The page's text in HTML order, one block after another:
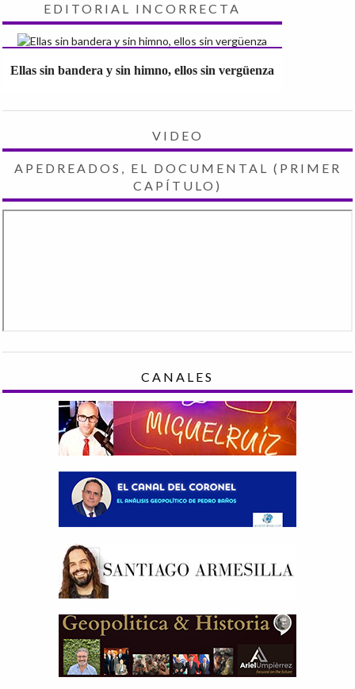
EDITORIAL INCORRECTA
Ellas sin bandera y sin himno, ellos sin vergüenza
VIDEO
APEDREADOS, EL DOCUMENTAL (PRIMER
CAPÍTULO)
CANALES